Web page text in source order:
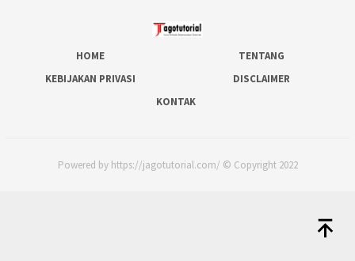
HOME
TENTANG
KEBIJAKAN PRIVASI
DISCLAIMER
KONTAK
Powered by https://jagotutorial.com/ © Copyright 2022